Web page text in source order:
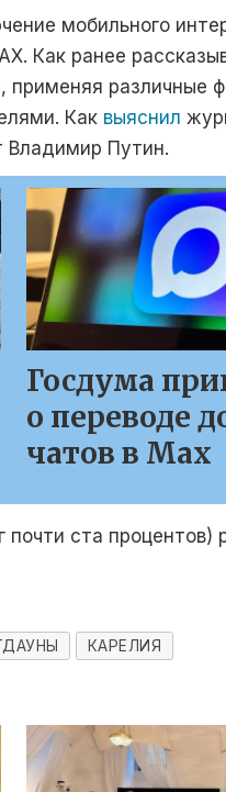
мобильного
Как ранее
применяя
Как выяснил
Владимир Путин.
Госдума
о переводе
чатов в Max
почти ста
КАРЕЛИЯ